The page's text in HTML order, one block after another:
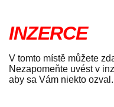
INZERCE
V tomto místě můžete
Nezapomeňte uvést v
aby sa Vám niekto ozval.